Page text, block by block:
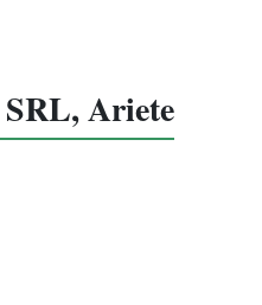
Ariete